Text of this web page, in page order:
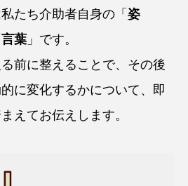
たち介助者自身の「 姿
言葉 」です。
前に整えることで、その後
に変化するかについて、即
えてお伝えします。